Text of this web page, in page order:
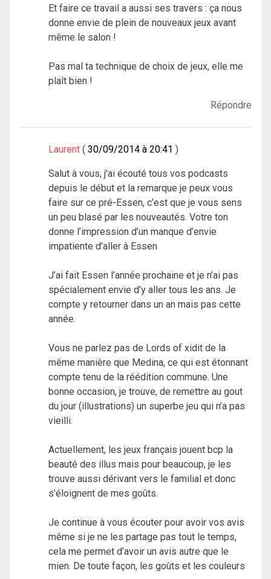
Et faire ce travail a aussi ses travers : ça nous
donne envie de plein de nouveaux jeux avant
même le salon !
Pas mal ta technique de choix de jeux, elle me
plaît bien !
Répondre
Laurent 30/09/2014 à 20:41
Salut à vous, j’ai écouté tous vos podcasts
depuis le début et la remarque je peux vous
faire sur ce pré-Essen, c’est que je vous sens
un peu blasé par les nouveautés. Votre ton
donne l’impression d’un manque d’envie
impatiente d’aller à Essen
J’ai fait Essen l’année prochaine et je n’ai pas
spécialement envie d’y aller tous les ans. Je
compte y retourner dans un an mais pas cette
année.
Vous ne parlez pas de Lords of xidit de la
même manière que Medina, ce qui est étonnant
compte tenu de la réédition commune. Une
bonne occasion, je trouve, de remettre au gout
du jour (illustrations) un superbe jeu qui n’a pas
vieilli.
Actuellement, les jeux français jouent bcp la
beauté des illus mais pour beaucoup, je les
trouve aussi dérivant vers le familial et donc
s’éloignent de mes goûts.
Je continue à vous écouter pour avoir vos avis
même si je ne les partage pas tout le temps,
cela me permet d’avoir un avis autre que le
mien. De toute façon, les goûts et les couleurs